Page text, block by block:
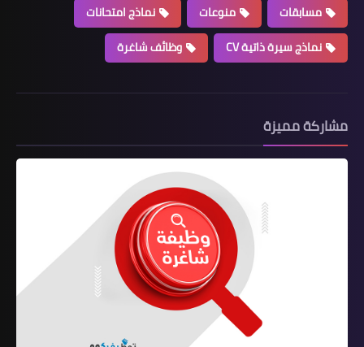
مسابقات
منوعات
نماذج امتحانات
نماذج سيرة ذاتية CV
وظائف شاغرة
مشاركة مميزة